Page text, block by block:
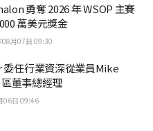
勇奪 2026 年 WSOP 主賽
萬美元獎金
08月07日 09:30
任行業資深從業員Mike
董事總經理
06日 09:46